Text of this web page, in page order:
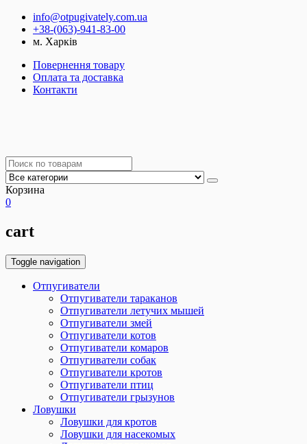
info@otpugivately.com.ua
+38-(063)-941-83-00
м. Харків
Повернення товару
Оплата та доставка
Контакти
Корзина
0
cart
Toggle navigation
Отпугиватели
Отпугиватели тараканов
Отпугиватели летучих мышей
Отпугиватели змей
Отпугиватели котов
Отпугиватели комаров
Отпугиватели собак
Отпугиватели кротов
Отпугиватели птиц
Отпугиватели грызунов
Ловушки
Ловушки для кротов
Ловушки для насекомых